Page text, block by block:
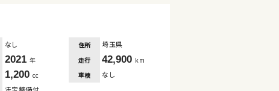
なし 住所 埼玉県
2021 年 走行 42,900 km
1,200 cc 車検 なし